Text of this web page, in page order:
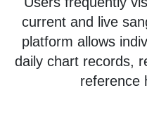
current and live
platform allows
daily chart records,
reference